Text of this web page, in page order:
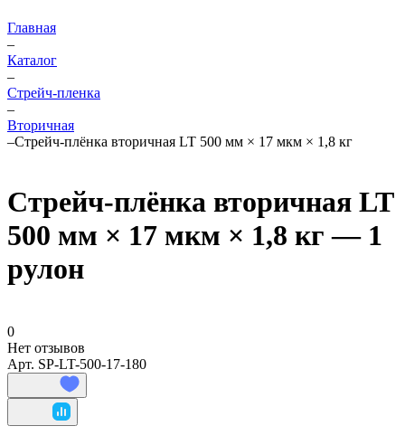
Главная
–
Каталог
–
Стрейч-пленка
–
Вторичная
–Стрейч-плёнка вторичная LT 500 мм × 17 мкм × 1,8 кг
Стрейч-плёнка вторичная LT
500 мм × 17 мкм × 1,8 кг — 1
рулон
0
Нет отзывов
Арт. SP-LT-500-17-180